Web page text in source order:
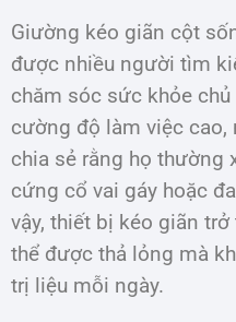
Giường kéo giãn cột
được nhiều người tìm
chăm sóc sức khỏe
cường độ làm việc
chia sẻ rằng họ thường
cứng cổ vai gáy hoặc
vậy, thiết bị kéo giãn
thể được thả lỏng mà
trị liệu mỗi ngày.